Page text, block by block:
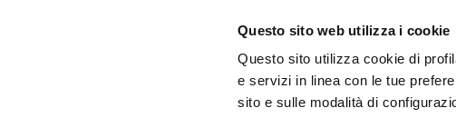
Questo sito web utilizza i cookie
Questo sito utilizza cookie di
e servizi in linea con le tue
sito e sulle modalità di